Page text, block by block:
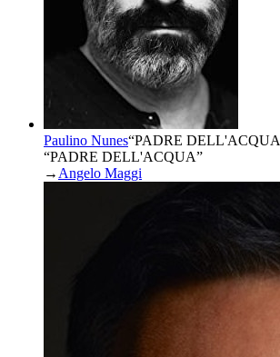
Paulino Nunes“PADRE DELL'ACQUA
“PADRE DELL'ACQUA”
→ Angelo Maggi